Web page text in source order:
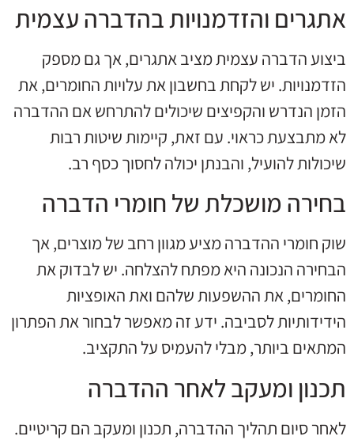
אתגרים והזדמנויות בהדברה עצמית
ביצוע הדברה עצמית מציב אתגרים, אך גם מספק
הזדמנויות. יש לקחת בחשבון את עלויות החומרים, את
הזמן הנדרש והקפיצים שיכולים להתרחש אם ההדברה
לא מתבצעת כראוי. עם זאת, קיימות שיטות רבות
שיכולות להועיל, והבנתן יכולה לחסוך כסף רב.
בחירה מושכלת של חומרי הדברה
שוק חומרי ההדברה מציע מגוון רחב של מוצרים, אך
הבחירה הנכונה היא מפתח להצלחה. יש לבדוק את
החומרים, את ההשפעות שלהם ואת האופציות
הידידותיות לסביבה. ידע זה מאפשר לבחור את הפתרון
המתאים ביותר, מבלי להעמיס על התקציב.
תכנון ומעקב לאחר ההדברה
לאחר סיום תהליך ההדברה, תכנון ומעקב הם קריטיים.